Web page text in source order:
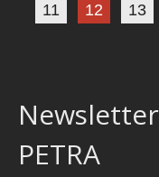
11 12 13
PETRA